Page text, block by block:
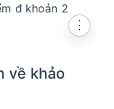
đ khoản 2
về khảo
⋮